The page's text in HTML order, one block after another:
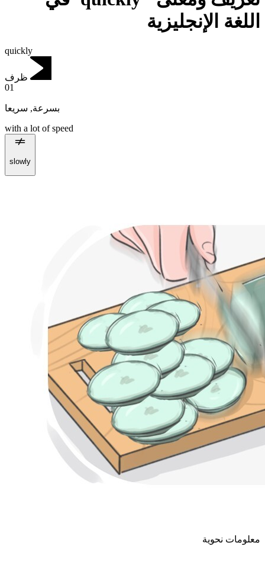
اللغة الإنجليزية
quickly
ظرف
01
بسرعة, سريعا
with a lot of speed
slowly
معلومات نحوية